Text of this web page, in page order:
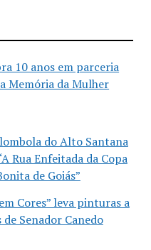
10 anos em parceria
Memória da Mulher
do Alto Santana
Rua Enfeitada da Copa
de Goiás”
Cores” leva pinturas a
Senador Canedo